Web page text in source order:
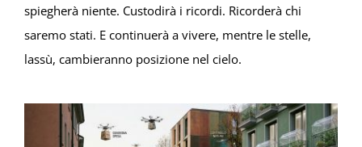
spiegherà niente. Custodirà i ricordi. Ricorderà chi
saremo stati. E continuerà a vivere, mentre le stelle,
lassù, cambieranno posizione nel cielo.